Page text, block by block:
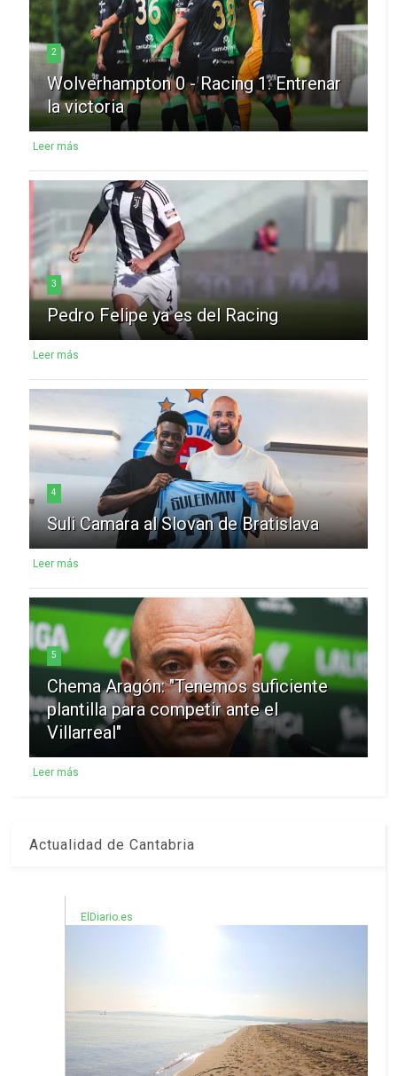
2
Wolverhampton 0 - Racing 1: Entrenar
la victoria
Leer más
3
Pedro Felipe ya es del Racing
Leer más
4
Suli Camara al Slovan de Bratislava
Leer más
5
Chema Aragón: "Tenemos suficiente
plantilla para competir ante el
Villarreal"
Leer más
Actualidad de Cantabria
ElDiario.es